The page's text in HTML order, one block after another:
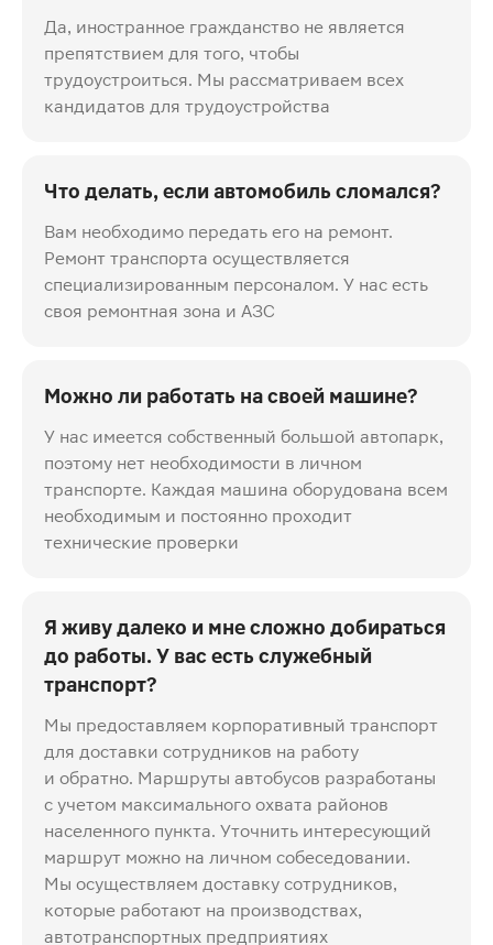
Да, иностранное гражданство не является
препятствием для того, чтобы
трудоустроиться. Мы рассматриваем всех
кандидатов для трудоустройства
Что делать, если автомобиль сломался?
Вам необходимо передать его на ремонт.
Ремонт транспорта осуществляется
специализированным персоналом. У нас есть
своя ремонтная зона и АЗС
Можно ли работать на своей машине?
У нас имеется собственный большой автопарк,
поэтому нет необходимости в личном
транспорте. Каждая машина оборудована всем
необходимым и постоянно проходит
технические проверки
Я живу далеко и мне сложно добираться
до работы. У вас есть служебный
транспорт?
Мы предоставляем корпоративный транспорт
для доставки сотрудников на работу
и обратно. Маршруты автобусов разработаны
с учетом максимального охвата районов
населенного пункта. Уточнить интересующий
маршрут можно на личном собеседовании.
Мы осуществляем доставку сотрудников,
которые работают на производствах,
автотранспортных предприятиях